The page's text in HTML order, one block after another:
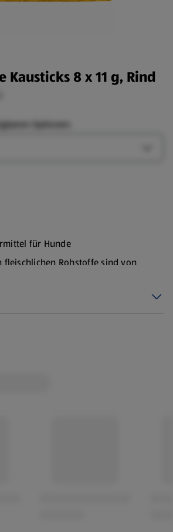
Kausticks 8 x 11 g, Rind
Optionen:
für Hunde
fleischlichen Rohstoffe sind von
geschlachtet wurden